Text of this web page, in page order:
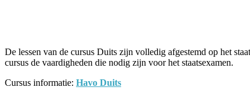
De lessen van de cursus Duits zijn volledig afgestemd op het
cursus de vaardigheden die nodig zijn voor het staatsexamen.
Cursus informatie: Havo Duits